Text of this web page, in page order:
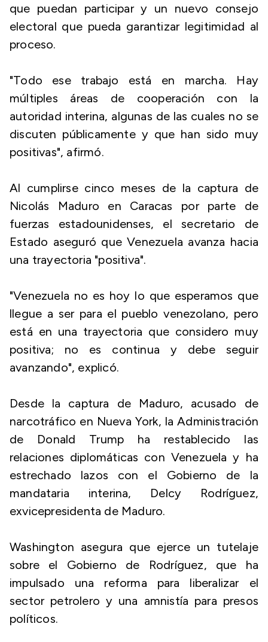
que puedan participar y un nuevo consejo
electoral que pueda garantizar legitimidad al
proceso.
"Todo ese trabajo está en marcha. Hay
múltiples áreas de cooperación con la
autoridad interina, algunas de las cuales no se
discuten públicamente y que han sido muy
positivas", afirmó.
Al cumplirse cinco meses de la captura de
Nicolás Maduro en Caracas por parte de
fuerzas estadounidenses, el secretario de
Estado aseguró que Venezuela avanza hacia
una trayectoria "positiva".
"Venezuela no es hoy lo que esperamos que
llegue a ser para el pueblo venezolano, pero
está en una trayectoria que considero muy
positiva; no es continua y debe seguir
avanzando", explicó.
Desde la captura de Maduro, acusado de
narcotráfico en Nueva York, la Administración
de Donald Trump ha restablecido las
relaciones diplomáticas con Venezuela y ha
estrechado lazos con el Gobierno de la
mandataria interina, Delcy Rodríguez,
exvicepresidenta de Maduro.
Washington asegura que ejerce un tutelaje
sobre el Gobierno de Rodríguez, que ha
impulsado una reforma para liberalizar el
sector petrolero y una amnistía para presos
políticos.